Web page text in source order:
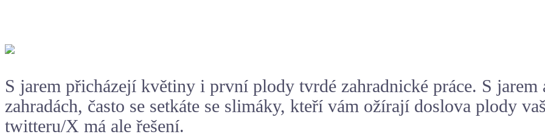
S jarem přicházejí květiny i první plody tvrdé zahradnické práce. S jarem
zahradách, často se setkáte se slimáky, kteří vám ožírají doslova plody
twitteru/X má ale řešení.